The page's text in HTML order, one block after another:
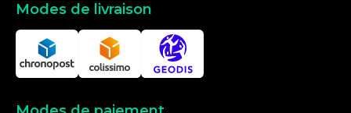
Modes de livraison